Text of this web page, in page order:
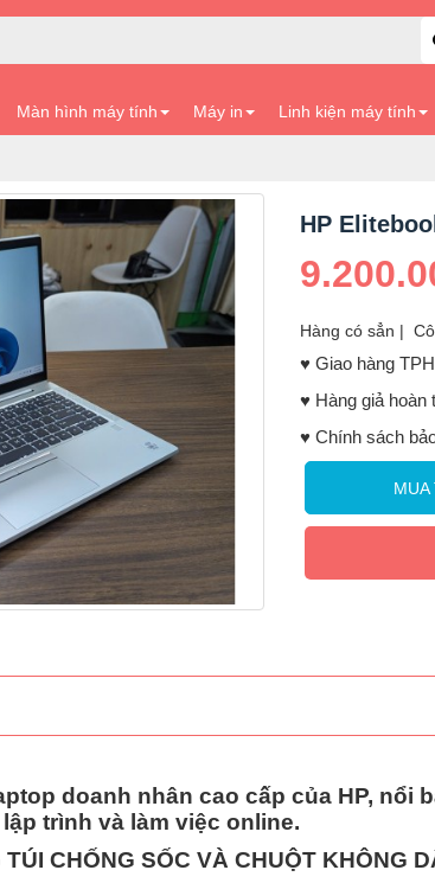
Màn hình máy tính Máy in Linh kiện máy tính
HP
Hàng có sẳn |
♥️ Giao hàng
♥️ Hàng giả hoàn
♥️ Chính sách
MUA
doanh nhân cao cấp của HP,
trình và làm việc online.
CHỐNG SỐC VÀ CHUỘT KHÔNG